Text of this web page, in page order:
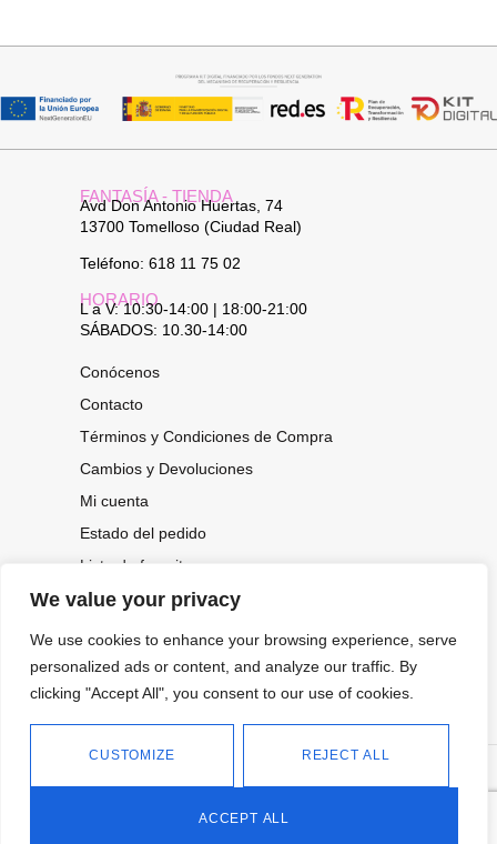
We value your privacy
We use cookies to enhance your browsing experience, serve
personalized ads or content, and analyze our traffic. By
clicking "Accept All", you consent to our use of cookies.
CUSTOMIZE REJECT ALL
ACCEPT ALL
FANTASÍA - TIENDA
Avd Don Antonio Huertas, 74
13700 Tomelloso (Ciudad Real)
Teléfono: 618 11 75 02
HORARIO
L a V: 10:30-14:00 | 18:00-21:00
SÁBADOS: 10.30-14:00
Conócenos
Contacto
Términos y Condiciones de Compra
Cambios y Devoluciones
Mi cuenta
Estado del pedido
Lista de favoritos
CONOCE NUESTRAS NOVEDADES,
OFERTAS...
2026.